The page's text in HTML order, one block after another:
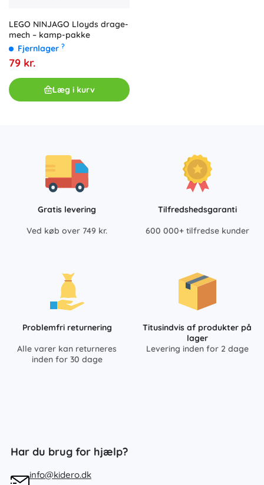
LEGO NINJAGO Lloyds drage-
mech – kamp-pakke
Fjernlager ?
79 kr.
Læg i kurv
Gratis levering
Ved køb over 749 kr.
Tilfredshedsgaranti
600 000+ tilfredse kunder
Problemfri returnering
Alle varer kan returneres
inden for 30 dage
Titusindvis af produkter på
lager
Levering inden for 2 dage
Har du brug for hjælp?
info@kidero.dk